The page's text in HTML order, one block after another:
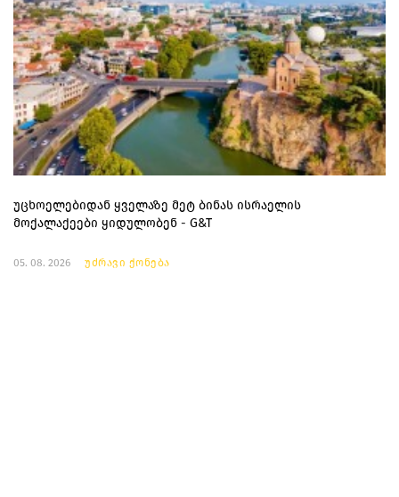
უცხოელებიდან ყველაზე მეტ ბინას ისრაელის
მოქალაქეები ყიდულობენ - G&T
05. 08. 2026 უძრავი ქონება